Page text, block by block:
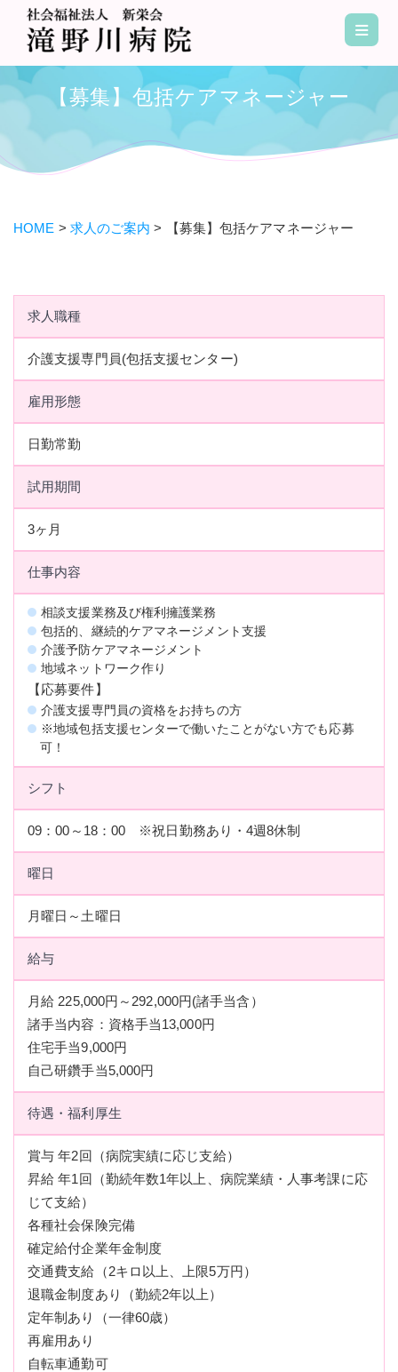
ツ
へ
【募集】包括ケアマネージャー
HOME > 求人のご案内 > 【募集】包括ケアマネージャー
求人職種
介護支援専門員(包括支援センター)
雇用形態
日勤常勤
試用期間
3ヶ月
仕事内容
相談支援業務及び権利擁護業務
包括的、継続的ケアマネージメント支援
介護予防ケアマネージメント
地域ネットワーク作り
【応募要件】
介護支援専門員の資格をお持ちの方
※地域包括支援センターで働いたことがない方でも応募
可！
シフト
09：00～18：00 ※祝日勤務あり・4週8休制
曜日
月曜日～土曜日
給与
月給 225,000円～292,000円(諸手当含）
諸手当内容：資格手当13,000円
住宅手当9,000円
自己研鑽手当5,000円
待遇・福利厚生
賞与 年2回（病院実績に応じ支給）
昇給 年1回（勤続年数1年以上、病院業績・人事考課に応
じて支給）
各種社会保険完備
確定給付企業年金制度
交通費支給（2キロ以上、上限5万円）
退職金制度あり（勤続2年以上）
定年制あり（一律60歳）
再雇用あり
自転車通勤可